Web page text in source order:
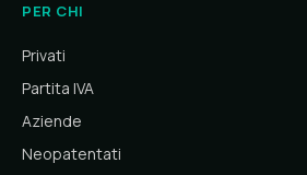
PER CHI
Privati
Partita IVA
Aziende
Neopatentati